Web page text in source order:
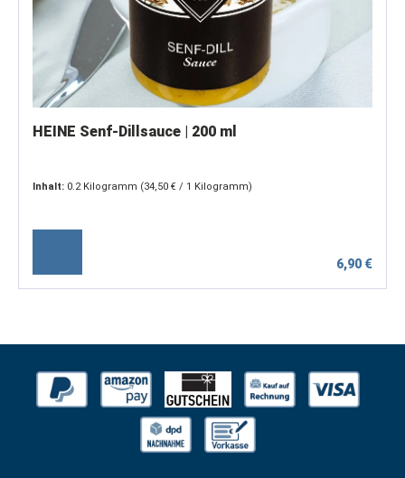
HEINE Senf-Dillsauce | 200 ml
Inhalt: 0.2 Kilogramm (34,50 € / 1 Kilogramm)
6,90 €